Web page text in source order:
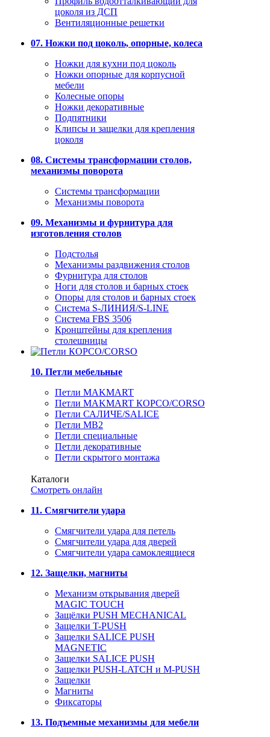
цоколя из ДСП
Вентиляционные решетки
07. Ножки под цоколь, опорные, колеса
Ножки для кухни под цоколь
Ножки опорные для корпусной
мебели
Колесные опоры
Ножки декоративные
Подпятники
Клипсы и защелки для крепления
цоколя
08. Системы трансформации столов,
механизмы поворота
Системы трансформации
Механизмы поворота
09. Механизмы и фурнитура для
изготовления столов
Подстолья
Механизмы раздвижения столов
Фурнитура для столов
Ноги для столов и барных стоек
Опоры для столов и барных стоек
Система S-ЛИНИЯ/S-LINE
Система FBS 3506
Кронштейны для крепления
столешницы
10. Петли мебельные
Петли MAKMART
Петли MAKMART КОРСО/CORSO
Петли САЛИЧЕ/SALICE
Петли MB2
Петли специальные
Петли декоративные
Петли скрытого монтажа
Каталоги
Смотреть онлайн
11. Смягчители удара
Смягчители удара для петель
Смягчители удара для дверей
Cмягчители удара самоклеящиеся
12. Защелки, магниты
Механизм открывания дверей
MAGIC TOUCH
Защёлки PUSH MECHANICAL
Защелки T-PUSH
Защелки SALICE PUSH
MAGNETIC
Защелки SALICE PUSH
Защелки PUSH-LATCH и M-PUSH
Защелки
Магниты
Фиксаторы
13. Подъемные механизмы для мебели